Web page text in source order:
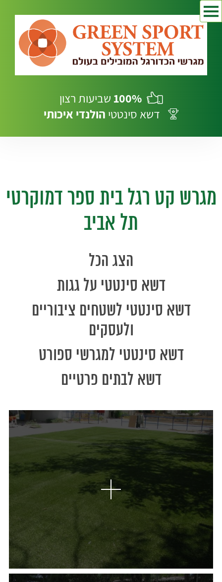
100% שביעות רצון
דשא סינטטי הולנדי איכותי
מגרש קט רגל בית ספר דמוקרטי
תל אביב
הצג הכל
דשא סינטטי על גגות
דשא סינטטי לשטחים ציבוריים
ולעסקים
דשא סינטטי למגרשי ספורט
דשא לבתים פרטיים